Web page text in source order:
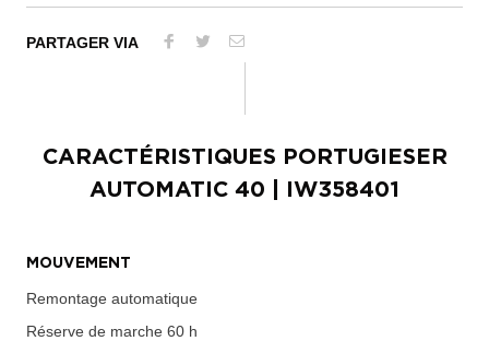
PARTAGER VIA
CARACTÉRISTIQUES PORTUGIESER
AUTOMATIC 40 | IW358401
MOUVEMENT
Remontage automatique
Réserve de marche 60 h